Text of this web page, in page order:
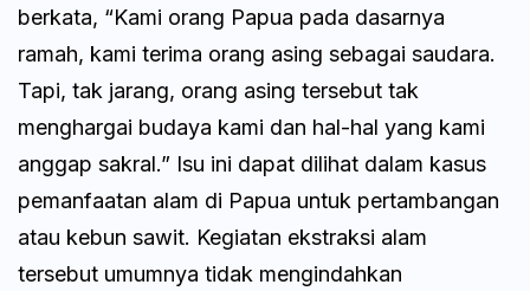
berkata, “Kami orang Papua pada dasarnya
ramah, kami terima orang asing sebagai saudara.
Tapi, tak jarang, orang asing tersebut tak
menghargai budaya kami dan hal-hal yang kami
anggap sakral.” Isu ini dapat dilihat dalam kasus
pemanfaatan alam di Papua untuk pertambangan
atau kebun sawit. Kegiatan ekstraksi alam
tersebut umumnya tidak mengindahkan